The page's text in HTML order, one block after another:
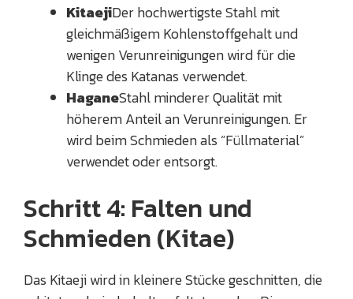
KitaejiDer hochwertigste Stahl mit
gleichmäßigem Kohlenstoffgehalt und
wenigen Verunreinigungen wird für die
Klinge des Katanas verwendet.
HaganeStahl minderer Qualität mit
höherem Anteil an Verunreinigungen. Er
wird beim Schmieden als “Füllmaterial”
verwendet oder entsorgt.
Schritt 4: Falten und
Schmieden (Kitae)
Das Kitaeji wird in kleinere Stücke geschnitten, die